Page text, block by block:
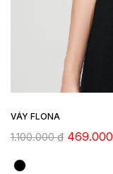
VÁY FLONA
1.100.000₫ 469.000